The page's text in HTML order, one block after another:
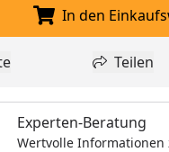
In den
In den
zur WunschlisteTeilen
Teilen
Experten-Beratung
Wertvolle Informationen